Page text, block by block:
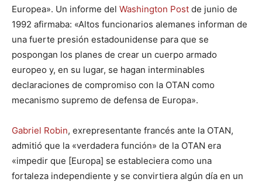
Europea». Un informe del Washington Post de junio de
1992 afirmaba: «Altos funcionarios alemanes informan de
una fuerte presión estadounidense para que se
pospongan los planes de crear un cuerpo armado
europeo y, en su lugar, se hagan interminables
declaraciones de compromiso con la OTAN como
mecanismo supremo de defensa de Europa».
Gabriel Robin, exrepresentante francés ante la OTAN,
admitió que la «verdadera función» de la OTAN era
«impedir que [Europa] se estableciera como una
fortaleza independiente y se convirtiera algún día en un